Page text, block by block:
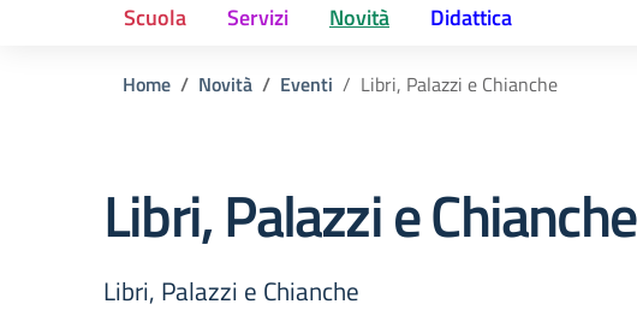
Scuola Servizi Novità Didattica
Home Novità Eventi Libri, Palazzi e Chianche
Libri, Palazzi e Chianche
Libri, Palazzi e Chianche